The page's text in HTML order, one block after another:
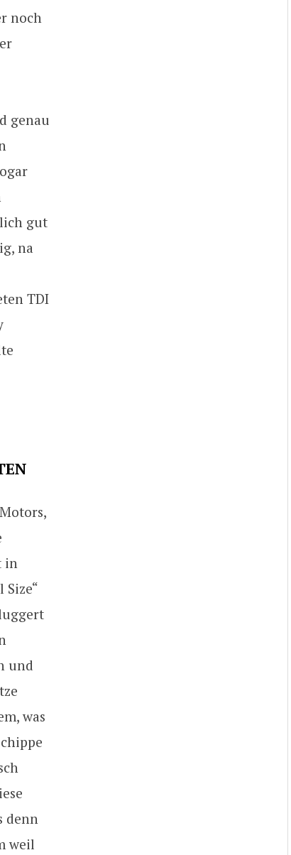
noch
genau
gut
na
TDI
in
und
was
denn
weil